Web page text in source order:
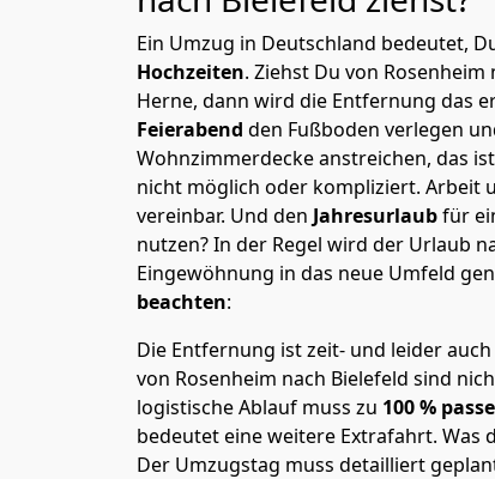
Ein Umzug in Deutschland bedeutet,
Hochzeiten. Ziehst Du von
Herne, dann wird die Entfernung das
Feierabend den Fußboden verlegen
Wohnzimmerdecke anstreichen, das
nicht möglich oder kompliziert. Arbeit
vereinbar. Und den Jahresurlaubfür
nutzen? In der Regel wird der Urlaub
Eingewöhnung in das neue Umfeld
beachten:
Die Entfernung ist zeit- und leider
von Rosenheim nach Bielefeld sind
logistische Ablauf muss zu 100 %
bedeutet eine weitere Extrafahrt. Was
Der Umzugstag muss detailliert